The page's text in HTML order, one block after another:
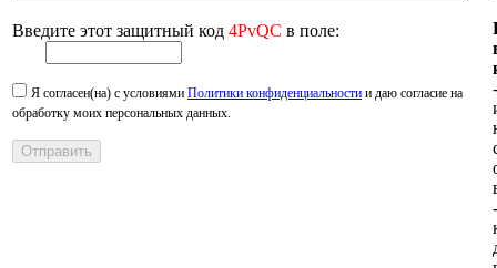
Введите этот защитный код 4PvQC в поле:
Я согласен(на) с условиями Политики конфиденциальности и даю согласие на
обработку моих персональных данных.